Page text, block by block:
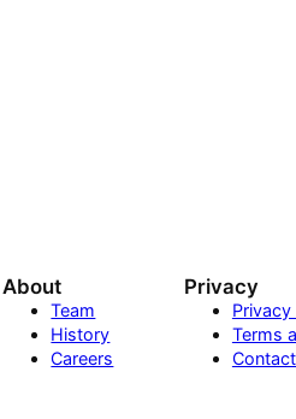
About
Team
History
Careers
Privacy
Privacy
Terms